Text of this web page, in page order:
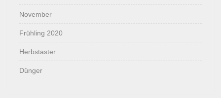
November
Frühling 2020
Herbstaster
Dünger